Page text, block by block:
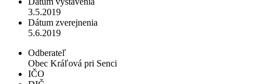
3.5.2019
Dátum zverejnenia
5.6.2019
Odberateľ
Obec Kráľová pri Senci
IČO